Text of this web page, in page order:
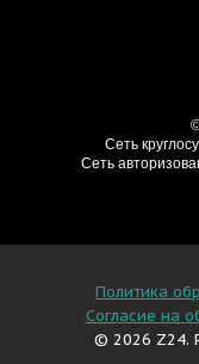
Cеть
Сеть
Политика
Согласие на
© 2026 Z24.